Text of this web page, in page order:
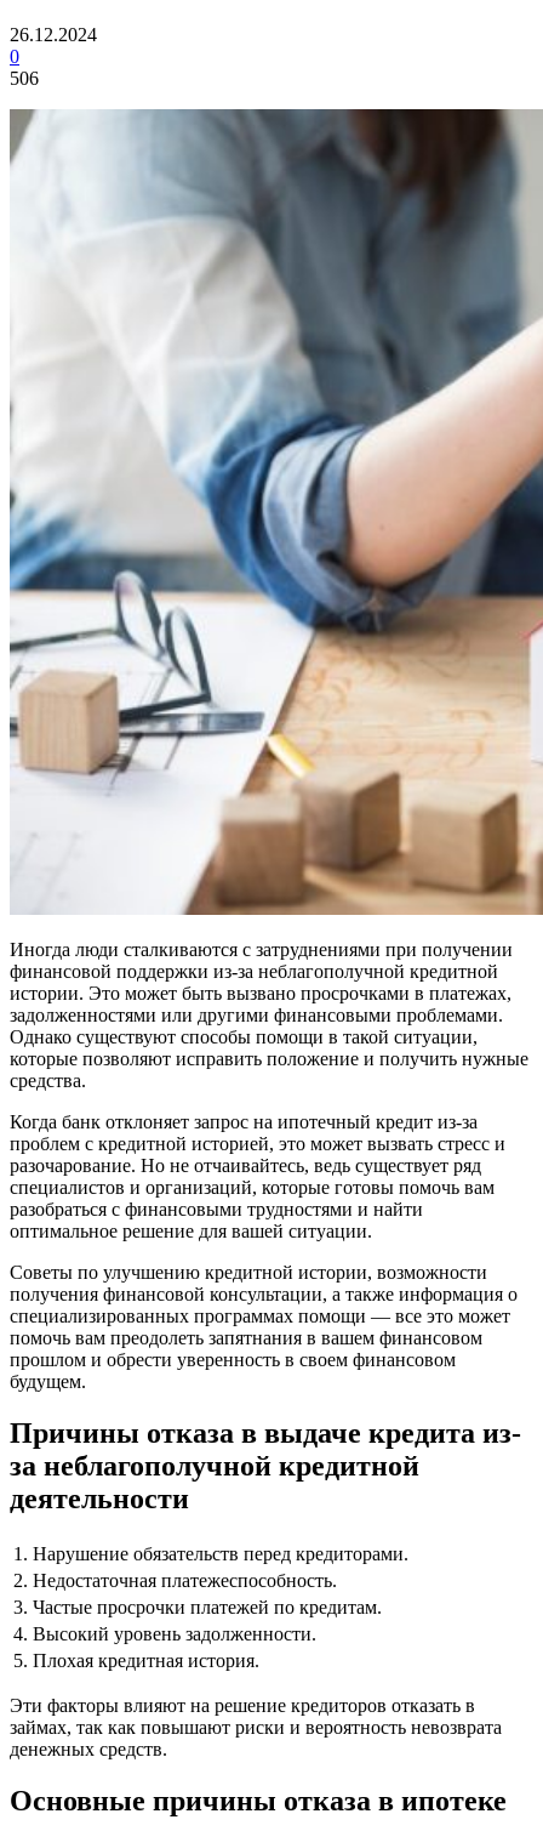
26.12.2024
0
506
Иногда люди сталкиваются с затруднениями при получении
финансовой поддержки из-за неблагополучной кредитной
истории. Это может быть вызвано просрочками в платежах,
задолженностями или другими финансовыми проблемами.
Однако существуют способы помощи в такой ситуации,
которые позволяют исправить положение и получить нужные
средства.
Когда банк отклоняет запрос на ипотечный кредит из-за
проблем с кредитной историей, это может вызвать стресс и
разочарование. Но не отчаивайтесь, ведь существует ряд
специалистов и организаций, которые готовы помочь вам
разобраться с финансовыми трудностями и найти
оптимальное решение для вашей ситуации.
Советы по улучшению кредитной истории, возможности
получения финансовой консультации, а также информация о
специализированных программах помощи — все это может
помочь вам преодолеть запятнания в вашем финансовом
прошлом и обрести уверенность в своем финансовом
будущем.
Причины отказа в выдаче кредита из-
за неблагополучной кредитной
деятельности
1. Нарушение обязательств перед кредиторами.
2. Недостаточная платежеспособность.
3. Частые просрочки платежей по кредитам.
4. Высокий уровень задолженности.
5. Плохая кредитная история.
Эти факторы влияют на решение кредиторов отказать в
займах, так как повышают риски и вероятность невозврата
денежных средств.
Основные причины отказа в ипотеке